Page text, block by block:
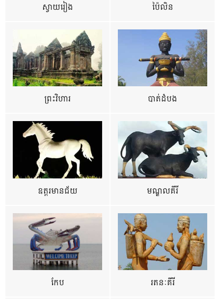
ស្វាយរៀង ប៉ៃលិន
ព្រះវិហារ បាត់ដំបង
ឧត្ដរមានជ័យ មណ្ឌលគីរី
កែប រតនៈគីរី